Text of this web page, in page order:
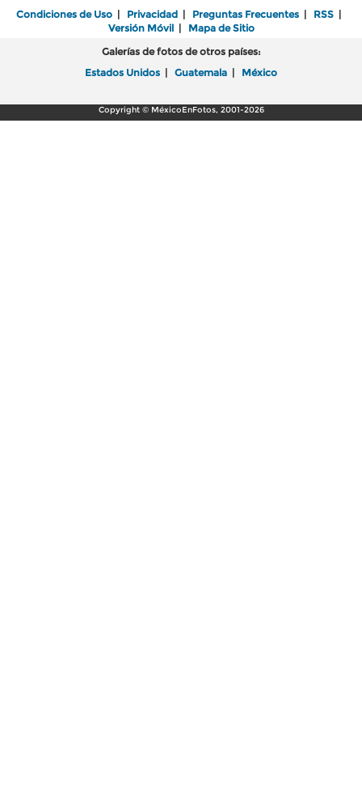
Condiciones de Uso | Privacidad | Preguntas Frecuentes | RSS |
Versión Móvil| Mapa de Sitio
Galerías de fotos de otros países:
Estados Unidos | Guatemala | México
Copyright © MéxicoEnFotos, 2001-2026